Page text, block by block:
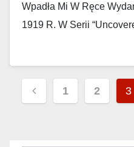
Wpadła Mi W Ręce
1919 R. W Serii
Posts
Pagination
1 2 3